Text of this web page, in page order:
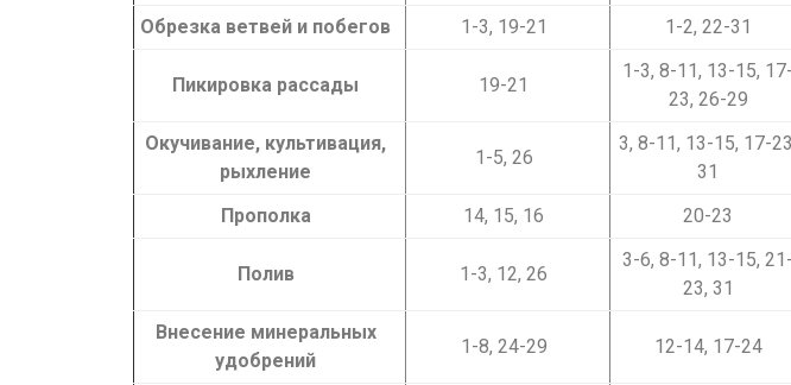
Обрезка ветвей и побегов 1-3, 19-21 1-2, 22-31
Пикировка рассады 19-21
1-3, 8-11, 13-15, 17-
23, 26-29
Окучивание, культивация,
рыхление
1-5, 26
3, 8-11, 13-15, 17-
31
Прополка 14, 15, 16 20-23
Полив 1-3, 12, 26
3-6, 8-11, 13-15, 21-
23, 31
Внесение минеральных
удобрений
1-8, 24-29 12-14, 17-24